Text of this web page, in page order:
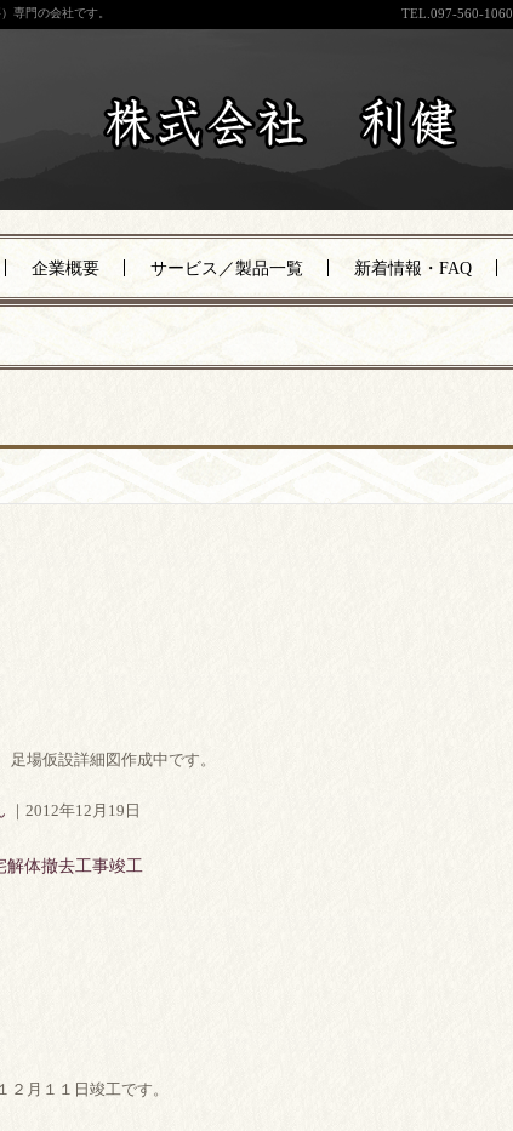
専門の会社です。 TEL. 097-560-1060
企業概要 サービス／製品一覧 新着情報・FAQ
足場仮設詳細図作成中です。
｜2012年12月19日
解体撤去工事竣工
２月１１日竣工です。